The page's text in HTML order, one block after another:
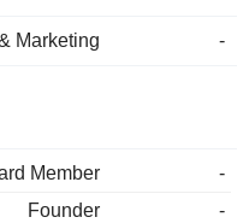
Marketing -
Member
-
Founder
-